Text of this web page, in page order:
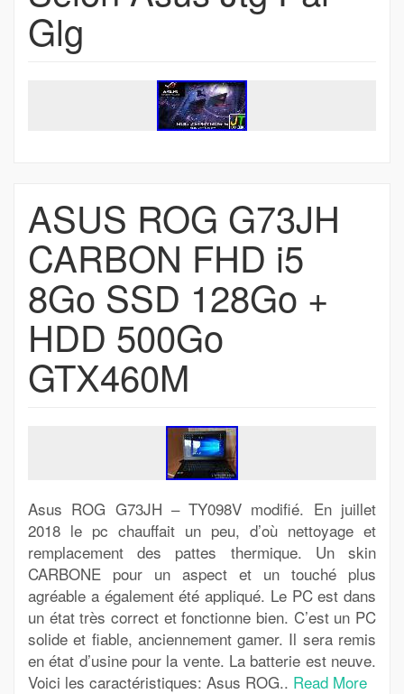
Glg
ASUS ROG G73JH
CARBON FHD i5
8Go SSD 128Go +
HDD 500Go
GTX460M
Asus ROG G73JH – TY098V modifié. En juillet
2018 le pc chauffait un peu, d’où nettoyage et
remplacement des pattes thermique. Un skin
CARBONE pour un aspect et un touché plus
agréable a également été appliqué. Le PC est dans
un état très correct et fonctionne bien. C’est un PC
solide et fiable, anciennement gamer. Il sera remis
en état d’usine pour la vente. La batterie est neuve.
Voici les caractéristiques: Asus ROG.. Read More